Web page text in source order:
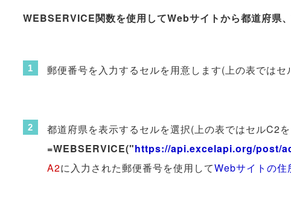
WEBSERVICE関数を使用してWebサイトから都道府県
郵便番号を入力するセルを用意します(上の表ではセ
都道府県を表示するセルを選択(上の表ではセルC2
=WEBSERVICE("https://api.excelapi.org/post/
A2に入力された郵便番号を使用してWebサイトの住